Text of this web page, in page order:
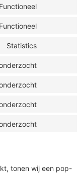
Functioneel
Functioneel
Statistics
tonen wij een pop-